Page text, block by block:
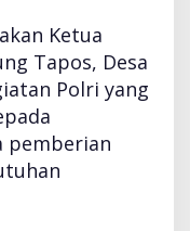
Ketua
Tapos, Desa
Polri yang
pemberian